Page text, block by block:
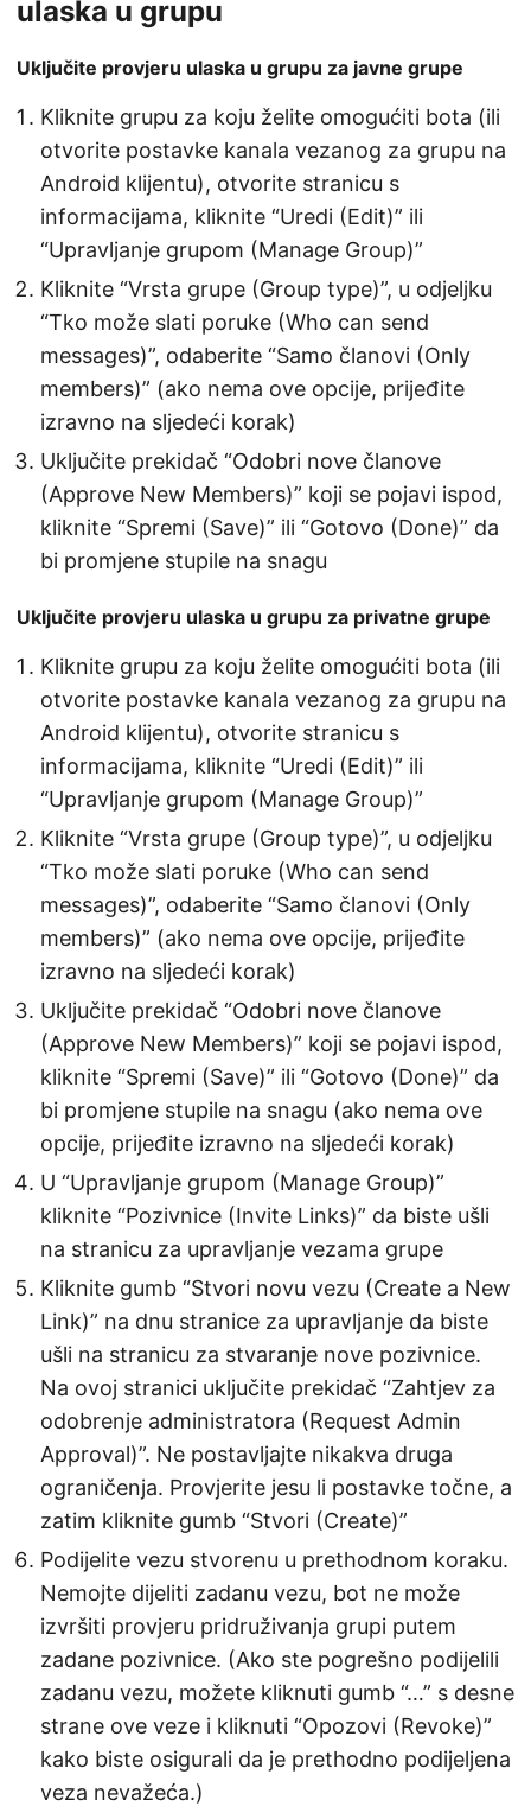
ulaska u grupu
Uključite provjeru ulaska u grupu za javne grupe
Kliknite grupu za koju želite omogućiti bota (ili
otvorite postavke kanala vezanog za grupu na
Android klijentu), otvorite stranicu s
informacijama, kliknite “Uredi (Edit)” ili
“Upravljanje grupom (Manage Group)”
Kliknite “Vrsta grupe (Group type)”, u odjeljku
“Tko može slati poruke (Who can send
messages)”, odaberite “Samo članovi (Only
members)” (ako nema ove opcije, prijeđite
izravno na sljedeći korak)
Uključite prekidač “Odobri nove članove
(Approve New Members)” koji se pojavi ispod,
kliknite “Spremi (Save)” ili “Gotovo (Done)” da
bi promjene stupile na snagu
Uključite provjeru ulaska u grupu za privatne grupe
Kliknite grupu za koju želite omogućiti bota (ili
otvorite postavke kanala vezanog za grupu na
Android klijentu), otvorite stranicu s
informacijama, kliknite “Uredi (Edit)” ili
“Upravljanje grupom (Manage Group)”
Kliknite “Vrsta grupe (Group type)”, u odjeljku
“Tko može slati poruke (Who can send
messages)”, odaberite “Samo članovi (Only
members)” (ako nema ove opcije, prijeđite
izravno na sljedeći korak)
Uključite prekidač “Odobri nove članove
(Approve New Members)” koji se pojavi ispod,
kliknite “Spremi (Save)” ili “Gotovo (Done)” da
bi promjene stupile na snagu (ako nema ove
opcije, prijeđite izravno na sljedeći korak)
U “Upravljanje grupom (Manage Group)”
kliknite “Pozivnice (Invite Links)” da biste ušli
na stranicu za upravljanje vezama grupe
Kliknite gumb “Stvori novu vezu (Create a New
Link)” na dnu stranice za upravljanje da biste
ušli na stranicu za stvaranje nove pozivnice.
Na ovoj stranici uključite prekidač “Zahtjev za
odobrenje administratora (Request Admin
Approval)”. Ne postavljajte nikakva druga
ograničenja. Provjerite jesu li postavke točne, a
zatim kliknite gumb “Stvori (Create)”
Podijelite vezu stvorenu u prethodnom koraku.
Nemojte dijeliti zadanu vezu, bot ne može
izvršiti provjeru pridruživanja grupi putem
zadane pozivnice. (Ako ste pogrešno podijelili
zadanu vezu, možete kliknuti gumb “…” s desne
strane ove veze i kliknuti “Opozovi (Revoke)”
kako biste osigurali da je prethodno podijeljena
veza nevažeća.)